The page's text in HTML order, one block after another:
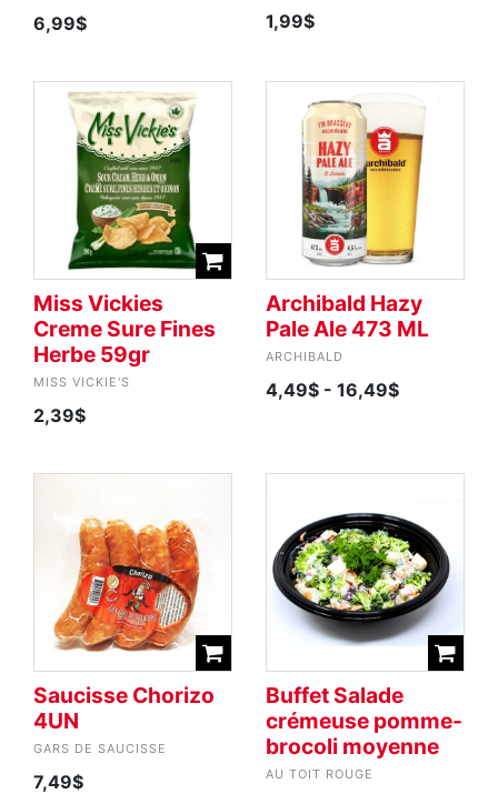
6,99$ 1,99$
Miss Vickies
Creme Sure Fines
Herbe 59gr
MISS VICKIE'S
2,39$
Archibald Hazy
Pale Ale 473 ML
ARCHIBALD
4,49$ - 16,49$
Saucisse Chorizo
4UN
GARS DE SAUCISSE
7,49$
Buffet Salade
crémeuse pomme-
brocoli moyenne
AU TOIT ROUGE